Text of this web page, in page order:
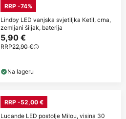
RRP -74%
Lindby LED vanjska svjetiljka Ketil, crna,
zemljani šiljak, baterija
5,90 €
RRP22,90 €
Na lageru
RRP -52,00 €
Lucande LED postolje Milou, visina 30